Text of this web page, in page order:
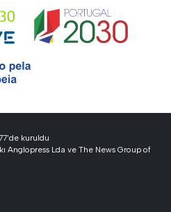
kuruldu
Anglopress Lda ve The News Group of